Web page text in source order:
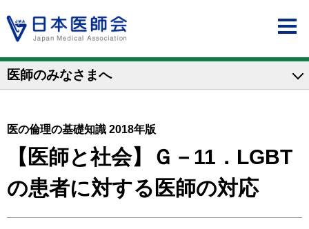
医師のみなさまへ
医の倫理の基礎知識 2018年版
【医師と社会】Ｇ－11．LGBT
の患者に対する医師の対応